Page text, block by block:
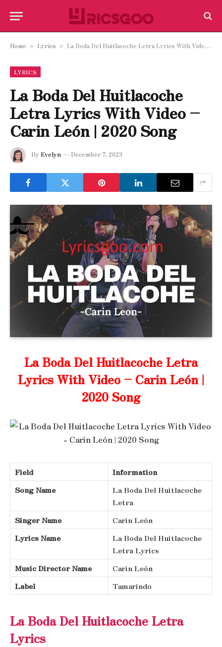
Home » Lyrics » La Boda Del Huitlacoche Letra Lyrics With Video – Carin León | 2020 Song
LYRICS
La Boda Del Huitlacoche
Letra Lyrics With Video –
Carin León | 2020 Song
By Evelyn December 7, 2023
La Boda Del Huitlacoche Letra
Lyrics With Video – Carin León |
2020 Song
Field
Information
Song Name
La Boda Del Huitlacoche
Letra
Singer Name
Carin León
Lyrics Name
La Boda Del Huitlacoche
Letra Lyrics
Music Director Name
Carin León
Label
Tamarindo
La Boda Del Huitlacoche Letra
Lyrics